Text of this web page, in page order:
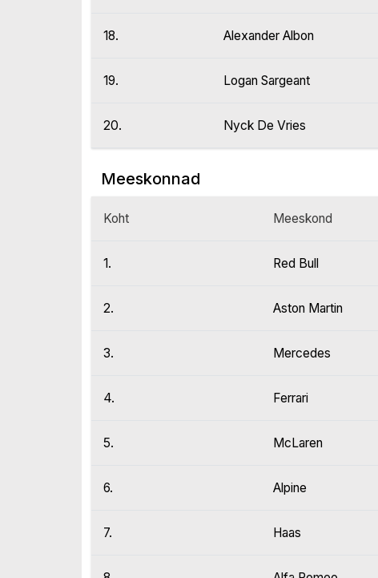
18. Alexander Albon
19. Logan Sargeant
20. Nyck De Vries
Meeskonnad
Koht Meeskond
1. Red Bull
2. Aston Martin
3. Mercedes
4. Ferrari
5. McLaren
6. Alpine
7. Haas